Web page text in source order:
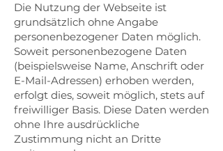
Die Nutzung der Webseite ist
grundsätzlich ohne Angabe
personenbezogener Daten möglich.
Soweit personenbezogene Daten
(beispielsweise Name, Anschrift oder
E-Mail-Adressen) erhoben werden,
erfolgt dies, soweit möglich, stets auf
freiwilliger Basis. Diese Daten werden
ohne Ihre ausdrückliche
Zustimmung nicht an Dritte